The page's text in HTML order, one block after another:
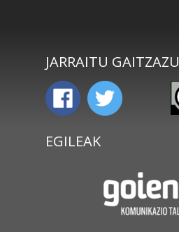
JARRAITU GAITZAZU
EGILEAK